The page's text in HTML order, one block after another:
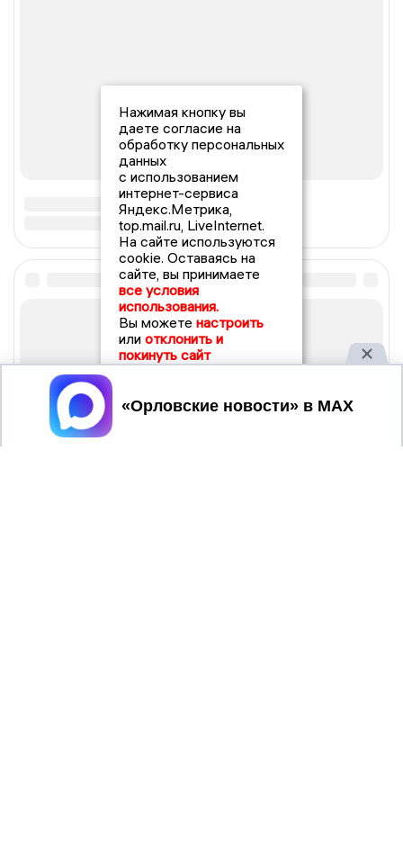
Нажимая кнопку вы
даете согласие на
обработку персональных
данных
с использованием
интернет-сервиса
Яндекс.Метрика,
top.mail.ru, LiveInternet.
На сайте используются
cookie. Оставаясь на
сайте, вы принимаете
все условия
использования.
Вы можете настроить
или отклонить и
покинуть сайт
Принять